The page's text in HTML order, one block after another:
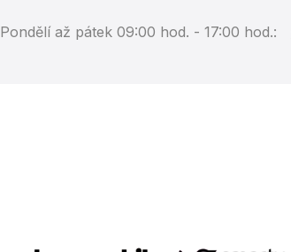
Pondělí až pátek 09:00 hod. - 17:00 hod.: